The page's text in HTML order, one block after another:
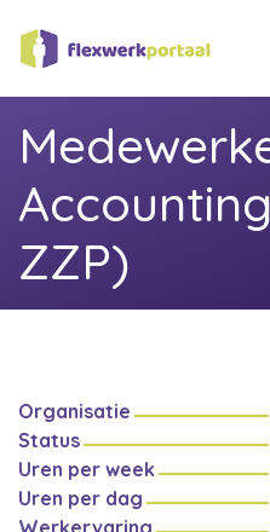
ZZP)
Organisatie
Status
Uren per week
Uren per dag
Werkervaring